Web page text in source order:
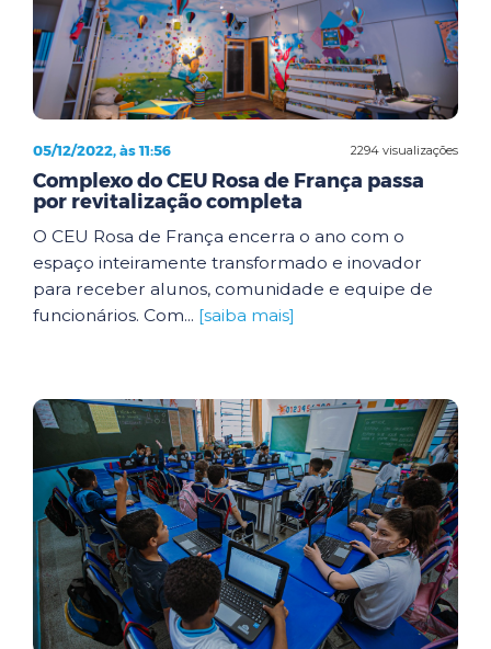
2294 visualizações
05/12/2022, às 11:56
Complexo do CEU Rosa de França passa
por revitalização completa
O CEU Rosa de França encerra o ano com o
espaço inteiramente transformado e inovador
para receber alunos, comunidade e equipe de
funcionários. Com... [saiba mais]